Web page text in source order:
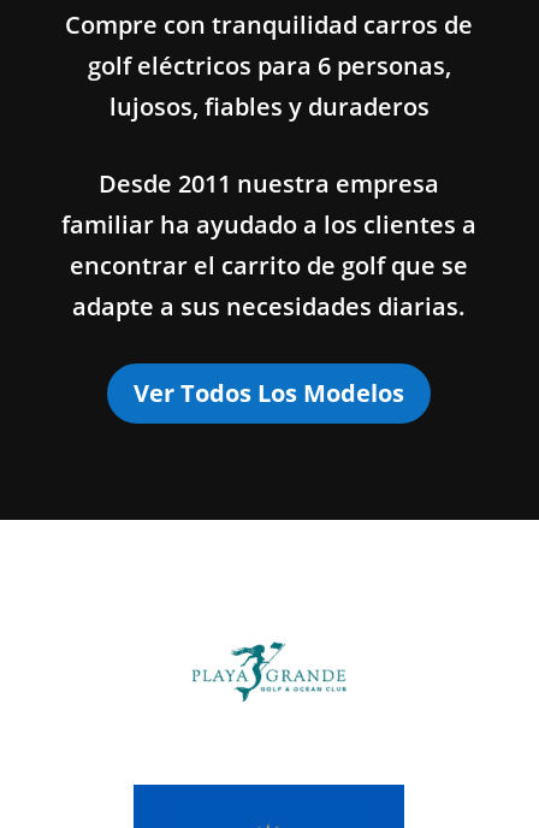
Compre con tranquilidad carros de
golf eléctricos para 6 personas,
lujosos, fiables y duraderos
Desde 2011 nuestra empresa
familiar ha ayudado a los clientes a
encontrar el carrito de golf que se
adapte a sus necesidades diarias.
Ver Todos Los Modelos